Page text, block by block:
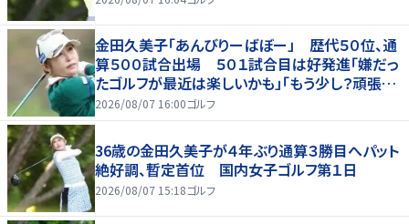
金田久美子「あんびりーばぼー」 歴代５０位、通
算５００試合出場 ５０１試合目は好発進「嫌だっ
たゴルフが最近は楽しいかも」「もう少し？頑張り
たいな」
2026/08/07 16:00ゴルフ
36歳の金田久美子が４年ぶり通算３勝目へパット
絶好調、暫定首位 国内女子ゴルフ第１日
2026/08/07 15:18ゴルフ